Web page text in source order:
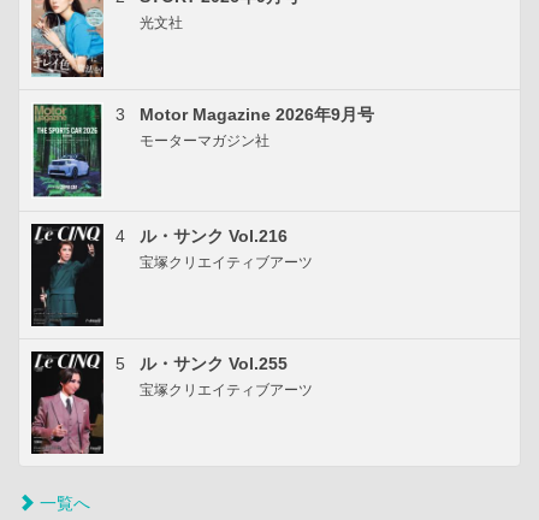
光文社
3 Motor Magazine 2026年9月号
モーターマガジン社
4 ル・サンク Vol.216
宝塚クリエイティブアーツ
5 ル・サンク Vol.255
宝塚クリエイティブアーツ
一覧へ